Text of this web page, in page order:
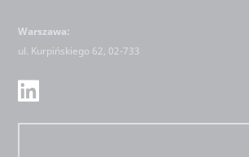
Warszawa:
ul. Kurpińskiego 62, 02-733